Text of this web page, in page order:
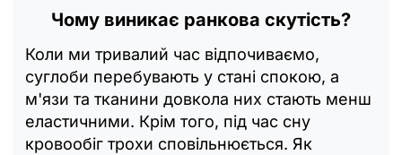
Чому виникає ранкова скутість?
Коли ми тривалий час відпочиваємо,
суглоби перебувають у стані спокою, а
м'язи та тканини довкола них стають менш
еластичними. Крім того, під час сну
кровообіг трохи сповільнюється. Як